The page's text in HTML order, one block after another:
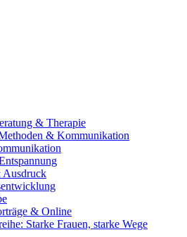
& Therapie
& Kommunikation
Ausdruck
& Online
Starke Frauen, starke Wege